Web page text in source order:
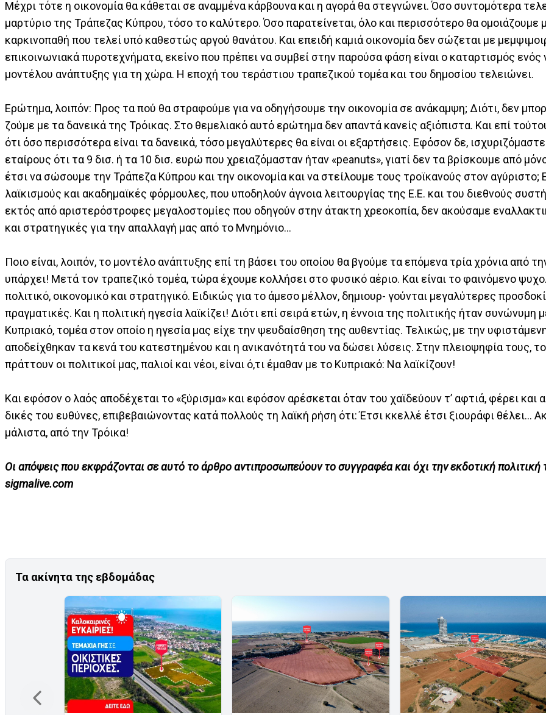
Μέχρι τότε η οικονομία θα κάθεται σε αναμμένα κάρβουνα και η αγορά θα στεγνώνει. Όσο συντομότερα
μαρτύριο της Τράπεζας Κύπρου, τόσο το καλύτερο. Όσο παρατείνεται, όλο και περισσότερο θα ομοιάζουμε
καρκινοπαθή που τελεί υπό καθεστώς αργού θανάτου. Και επειδή καμιά οικονομία δεν σώζεται με
επικοινωνιακά πυροτεχνήματα, εκείνο που πρέπει να συμβεί στην παρούσα φάση είναι ο καταρτισμός ενός
μοντέλου ανάπτυξης για τη χώρα. Η εποχή του τεράστιου τραπεζικού τομέα και του δημοσίου τελειώνει.
Ερώτημα, λοιπόν: Προς τα πού θα στραφούμε για να οδηγήσουμε την οικονομία σε ανάκαμψη; Διότι, δεν
ζούμε με τα δανεικά της Τρόικας. Στο θεμελιακό αυτό ερώτημα δεν απαντά κανείς αξιόπιστα. Και επί
ότι όσο περισσότερα είναι τα δανεικά, τόσο μεγαλύτερες θα είναι οι εξαρτήσεις. Εφόσον δε,
εταίρους ότι τα 9 δισ. ή τα 10 δισ. ευρώ που χρειαζόμασταν ήταν «peanuts», γιατί δεν τα βρίσκουμε από
έτσι να σώσουμε την Τράπεζα Κύπρου και την οικονομία και να στείλουμε τους τροϊκανούς στον αγύριστο;
λαϊκισμούς και ακαδημαϊκές φόρμουλες, που υποδηλούν άγνοια λειτουργίας της Ε.Ε. και του διεθνούς
εκτός από αριστερόστροφες μεγαλοστομίες που οδηγούν στην άτακτη χρεοκοπία, δεν ακούσαμε
και στρατηγικές για την απαλλαγή μας από το Μνημόνιο…
Ποιο είναι, λοιπόν, το μοντέλο ανάπτυξης επί τη βάσει του οποίου θα βγούμε τα επόμενα τρία χρόνια από
υπάρχει! Μετά τον τραπεζικό τομέα, τώρα έχουμε κολλήσει στο φυσικό αέριο. Και είναι το φαινόμενο
πολιτικό, οικονομικό και στρατηγικό. Ειδικώς για το άμεσο μέλλον, δημιουρ- γούνται μεγαλύτερες
πραγματικές. Και η πολιτική ηγεσία λαϊκίζει! Διότι επί σειρά ετών, η έννοια της πολιτικής ήταν συνώνυμη
Κυπριακό, τομέα στον οποίο η ηγεσία μας είχε την ψευδαίσθηση της αυθεντίας. Τελικώς, με την
αποδείχθηκαν τα κενά του κατεστημένου και η ανικανότητά του να δώσει λύσεις. Στην πλειοψηφία τους,
πράττουν οι πολιτικοί μας, παλιοί και νέοι, είναι ό,τι έμαθαν με το Κυπριακό: Να λαϊκίζουν!
Και εφόσον ο λαός αποδέχεται το «ξύρισμα» και εφόσον αρέσκεται όταν του χαϊδεύουν τ’ αφτιά, φέρει και
δικές του ευθύνες, επιβεβαιώνοντας κατά πολλούς τη λαϊκή ρήση ότι: Έτσι κκελλέ έτσι ξιουράφι θέλει...
μάλιστα, από την Τρόικα!
Οι απόψεις που εκφράζονται σε αυτό το άρθρο αντιπρoσωπεύουν το συγγραφέα και όχι την εκδοτική πολιτική
sigmalive.com
Τα ακίνητα της εβδομάδας